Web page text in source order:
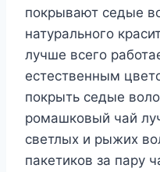
покрывают седые
натурального
лучше всего
естественным
покрыть седые
ромашковый чай
светлых и рыжих
пакетиков за пару